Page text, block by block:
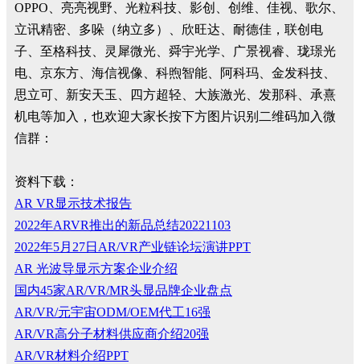
OPPO、亮亮视野、光粒科技、影创、创维、佳视、歌尔、
立讯精密、多哚（纳立多）、欣旺达、耐德佳，联创电
子、至格科技、灵犀微光、舜宇光学、广景视睿、珑璟光
电、京东方、海信视像、科煦智能、阿科玛、金发科技、
思立可、新安天玉、四方超轻、大族激光、发那科、承熹
机电等加入，也欢迎大家长按下方图片识别二维码加入微
信群：
资料下载：
AR VR显示技术报告
2022年ARVR推出的新品总结20221103
2022年5月27日AR/VR产业链论坛演讲PPT
AR 光波导显示方案企业介绍
国内45家AR/VR/MR头显品牌企业盘点
AR/VR/元宇宙ODM/OEM代工16强
AR/VR高分子材料供应商介绍20强
AR/VR材料介绍PPT